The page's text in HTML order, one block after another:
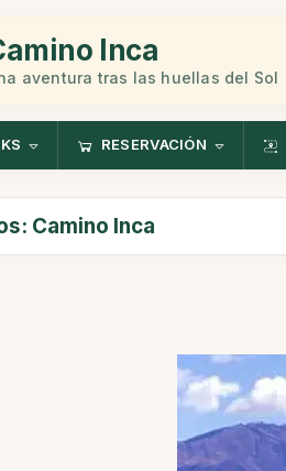
Inca
aventura tras las huellas del Sol
RESERVACIÓN
Camino Inca